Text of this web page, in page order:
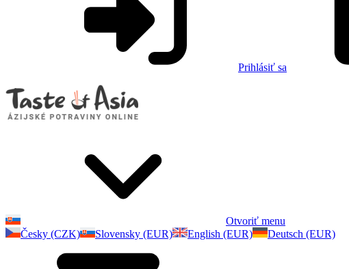
Prihlásiť sa
Otvoriť menu
Česky (CZK)
Slovensky (EUR) English (EUR) Deutsch (EUR)